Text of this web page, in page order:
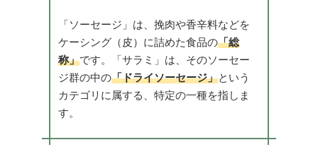
「ソーセージ」は、挽肉や香辛料などを
ケーシング（皮）に詰めた食品の「総
称」です。「サラミ」は、そのソーセー
ジ群の中の「ドライソーセージ」という
カテゴリに属する、特定の一種を指しま
す。